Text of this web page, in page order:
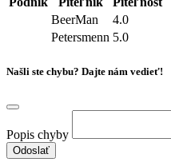
BeerMan
4.0
Petersmenn 5.0
Našli ste chybu? Dajte nám vedieť!
Popis chyby
Odoslať